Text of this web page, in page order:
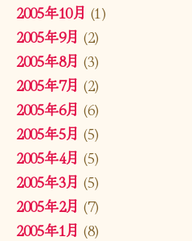
2005年10月 (1)
2005年9月 (2)
2005年8月 (3)
2005年7月 (2)
2005年6月 (6)
2005年5月 (5)
2005年4月 (5)
2005年3月 (5)
2005年2月 (7)
2005年1月 (8)